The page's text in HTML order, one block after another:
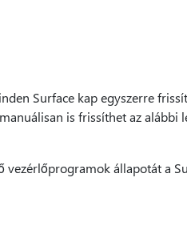
Surface kap egyszerre
is frissíthet az alábbi
állapotát a